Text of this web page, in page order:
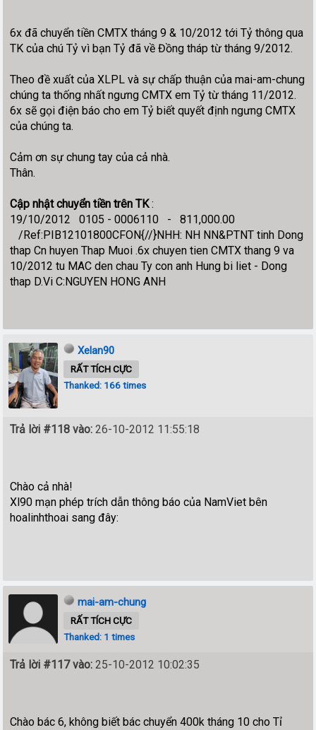
6x đã chuyển tiền CMTX tháng 9 & 10/2012 tới Tỷ thông qua
TK của chú Tỷ vì bạn Tỷ đã về Đồng tháp từ tháng 9/2012.
Theo đề xuất của XLPL và sự chấp thuận của mai-am-chung
chúng ta thống nhất ngưng CMTX em Tỷ từ tháng 11/2012.
6x sẽ gọi điện báo cho em Tỷ biết quyết định ngưng CMTX
của chúng ta.
Cảm ơn sự chung tay của cả nhà.
Thân.
Cập nhật chuyển tiền trên TK:
19/10/2012 0105 - 0006110 - 811,000.00
/Ref:PIB12101800CFON{//}NHH: NH NN&PTNT tinh Dong
thap Cn huyen Thap Muoi .6x chuyen tien CMTX thang 9 va
10/2012 tu MAC den chau Ty con anh Hung bi liet - Dong
thap D.Vi C:NGUYEN HONG ANH
Xelan90
RẤT TÍCH CỰC
Thanked: 166 times
Trả lời #118 vào: 26-10-2012 11:55:18
Chào cả nhà!
Xl90 mạn phép trích dẫn thông báo của NamViet bên
hoalinhthoai sang đây:
mai-am-chung
RẤT TÍCH CỰC
Thanked: 1 times
Trả lời #117 vào: 25-10-2012 10:02:35
Chào bác 6, không biết bác chuyển 400k tháng 10 cho Tỉ